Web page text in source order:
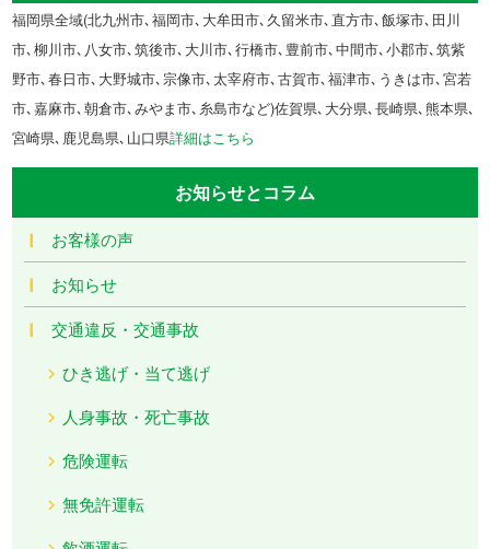
福岡県全域(北九州市､福岡市､大牟田市､久留米市､直方市､飯塚市､田川
市､柳川市､八女市､筑後市､大川市､行橋市､豊前市､中間市､小郡市､筑紫
野市､春日市､大野城市､宗像市､太宰府市､古賀市､福津市､うきは市､宮若
市､嘉麻市､朝倉市､みやま市､糸島市など)佐賀県､大分県､長崎県､熊本県､
宮崎県､鹿児島県､山口県詳細はこちら
お知らせとコラム
お客様の声
お知らせ
交通違反・交通事故
ひき逃げ・当て逃げ
人身事故・死亡事故
危険運転
無免許運転